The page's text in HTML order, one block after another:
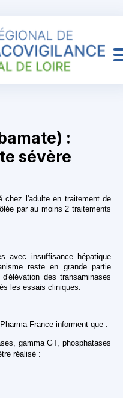
:
sévère
chez l'adulte en traitement de
par au moins 2 traitements
avec insuffisance hépatique
reste en grande partie
des transaminases
les essais cliniques.
France informent que :
gamma GT, phosphatases
réalisé :